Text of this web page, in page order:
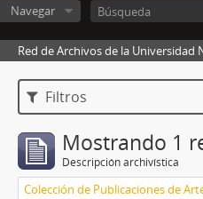
Navegar
Red de Archivos de la Universidad
Filtros
Mostrando 1
Descripción archivística